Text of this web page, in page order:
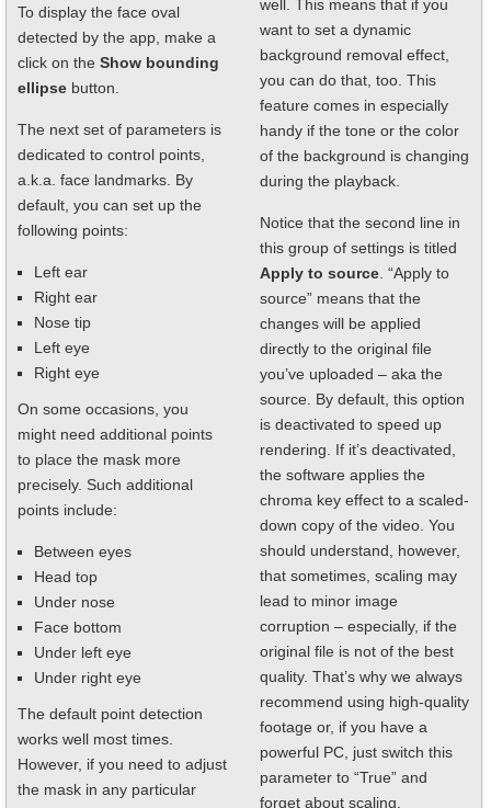
To display the face oval
detected by the app, make a
click on the Show bounding
ellipse button.
The next set of parameters is
dedicated to control points,
a.k.a. face landmarks. By
default, you can set up the
following points:
Left ear
Right ear
Nose tip
Left eye
Right eye
On some occasions, you
might need additional points
to place the mask more
precisely. Such additional
points include:
Between eyes
Head top
Under nose
Face bottom
Under left eye
Under right eye
The default point detection
works well most times.
However, if you need to adjust
the mask in any particular
well. This means that if you
want to set a dynamic
background removal effect,
you can do that, too. This
feature comes in especially
handy if the tone or the color
of the background is changing
during the playback.
Notice that the second line in
this group of settings is titled
Apply to source . “Apply to
source” means that the
changes will be applied
directly to the original file
you’ve uploaded – aka the
source. By default, this option
is deactivated to speed up
rendering. If it’s deactivated,
the software applies the
chroma key effect to a scaled-
down copy of the video. You
should understand, however,
that sometimes, scaling may
lead to minor image
corruption – especially, if the
original file is not of the best
quality. That’s why we always
recommend using high-quality
footage or, if you have a
powerful PC, just switch this
parameter to “True” and
forget about scaling.